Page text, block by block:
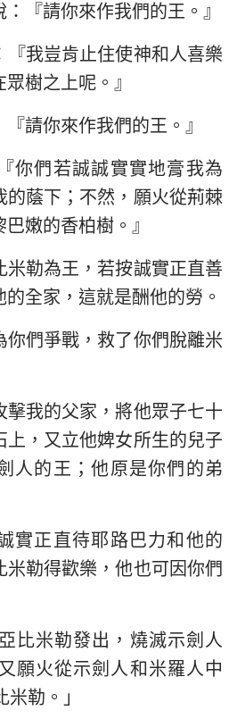
『請你來作我們的王。』
『我豈肯止住使神和人喜樂
樹之上呢。』
請你來作我們的王。』
你們若誠誠實實地膏我為
的蔭下；不然，願火從荊棘
嫩的香柏樹。』
米勒為王，若按誠實正直善
全家，這就是酬他的勞。
你們爭戰，救了你們脫離米
擊我的父家，將他眾子七十
上，又立他婢女所生的兒子
人的王；他原是你們的弟
實正直待耶路巴力和他的
米勒得歡樂，他也可因你們
比米勒發出，燒滅示劍人
願火從示劍人和米羅人中
勒。」